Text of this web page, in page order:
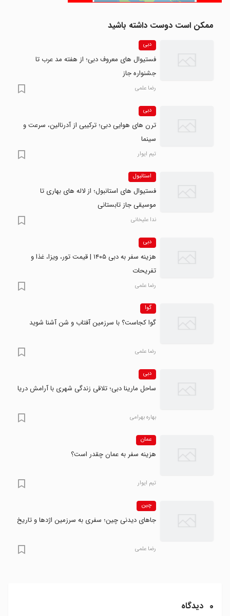
ممکن است دوست داشته باشید
دبی
فستیوال های معروف دبی؛ از هفته مد عرب تا
جشنواره جاز
رضا علمی
دبی
ترن های هوایی دبی؛ ترکیبی از آدرنالین، سرعت و
سینما
تیم ایوار
استانبول
فستیوال های استانبول؛ از لاله های بهاری تا
موسیقی جاز تابستانی
ندا علیخانی
دبی
هزینه سفر به دبی ۱۴۰۵ | قیمت تور، ویزا، غذا و
تفریحات
رضا علمی
گوا
گوا کجاست؟ با سرزمین آفتاب و شن آشنا شوید
رضا علمی
دبی
ساحل مارینا دبی؛ تلاقی زندگی شهری با آرامش دریا
بهاره بهرامی
عمان
هزینه سفر به عمان چقدر است؟
تیم ایوار
چین
جاهای دیدنی چین؛ سفری به سرزمین اژدها و تاریخ
رضا علمی
0 دیدگاه